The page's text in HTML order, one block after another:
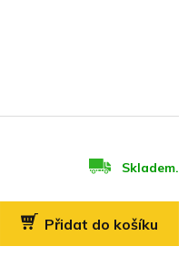
Skladem.
Přidat do košíku